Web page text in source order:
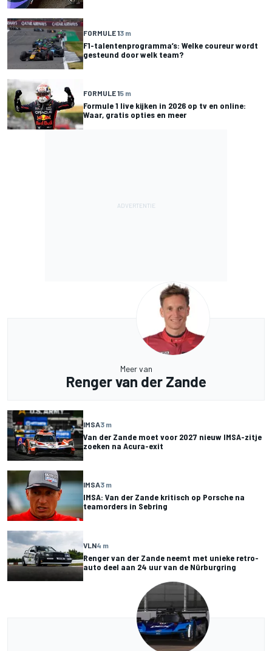
FORMULE 13 m
F1-talentenprogramma’s: Welke coureur wordt
gesteund door welk team?
FORMULE 15 m
Formule 1 live kijken in 2026 op tv en online:
Waar, gratis opties en meer
Meer van
Renger van der Zande
IMSA3 m
Van der Zande moet voor 2027 nieuw IMSA-zitje
zoeken na Acura-exit
IMSA3 m
IMSA: Van der Zande kritisch op Porsche na
teamorders in Sebring
VLN4 m
Renger van der Zande neemt met unieke retro-
auto deel aan 24 uur van de Nürburgring